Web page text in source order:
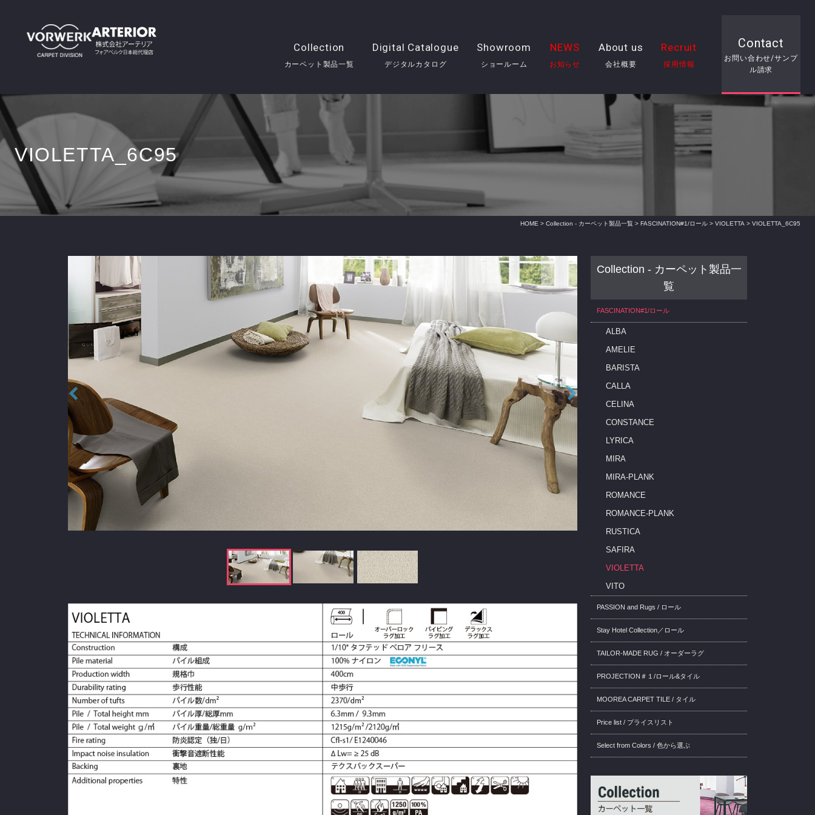
Contact
お問い合わせ/サンプ
ル請求
Collection
カーペット製品一覧
Digital Catalogue
デジタルカタログ
Showroom
ショールーム
NEWS
お知らせ
About us
会社概要
Recruit
採用情報
VIOLETTA_6C95
HOME > Collection - カーペット製品一覧 > FASCINATION#1/ロール > VIOLETTA > VIOLETTA_6C95
Collection - カーペット製品一
覧
FASCINATION#1/ロール
ALBA
AMELIE
BARISTA
CALLA
CELINA
CONSTANCE
LYRICA
MIRA
MIRA-PLANK
ROMANCE
ROMANCE-PLANK
RUSTICA
SAFIRA
VIOLETTA
VITO
PASSION and Rugs / ロール
Stay Hotel Collection／ロール
TAILOR-MADE RUG / オーダーラグ
PROJECTION＃１/ロール&タイル
MOOREA CARPET TILE / タイル
Price list / プライスリスト
Select from Colors / 色から選ぶ